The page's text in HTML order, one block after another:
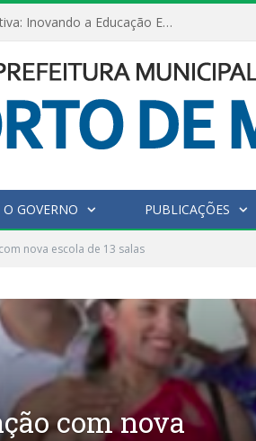
Inteligência Artificial e Tecnologia Assistiva: Inovando a Educação Especial e Inclusiva
O GOVERNO PUBLICAÇÕES
nova escola de 13 salas
com nova